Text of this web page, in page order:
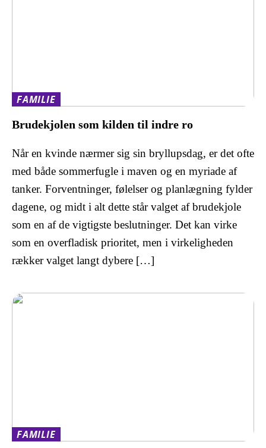
FAMILIE
Brudekjolen som kilden til indre ro
Når en kvinde nærmer sig sin bryllupsdag, er det ofte
med både sommerfugle i maven og en myriade af
tanker. Forventninger, følelser og planlægning fylder
dagene, og midt i alt dette står valget af brudekjole
som en af de vigtigste beslutninger. Det kan virke
som en overfladisk prioritet, men i virkeligheden
rækker valget langt dybere […]
FAMILIE